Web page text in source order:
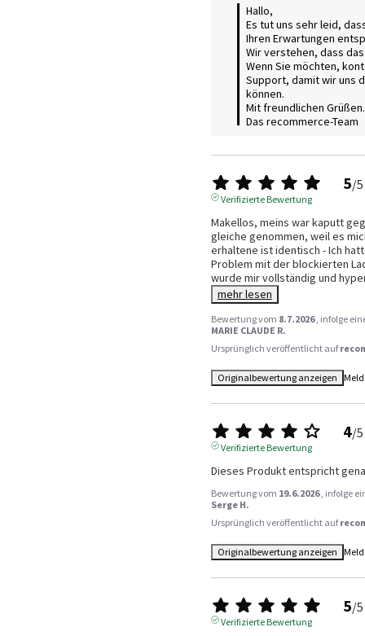
Hallo,
Es tut uns sehr leid,
Ihren Erwartungen
Wir verstehen, dass
Wenn Sie möchten,
Support, damit wir uns
können.
Mit freundlichen Grüßen.
Das recommerce-Team
5/5
Verifizierte Bewertung
Makellos, meins war kaputt
gleiche genommen, weil es
erhaltene ist identisch - Ich
Problem mit der blockierten
wurde mir vollständig und
mehr lesen
Bewertung vom 8.7.2026 , infolge
MARIE CLAUDE R.
Ursprünglich veröffentlicht auf
Originalbewertung anzeigen
4/5
Verifizierte Bewertung
Dieses Produkt entspricht
Bewertung vom 19.6.2026 , infolge
Serge H.
Ursprünglich veröffentlicht auf
Originalbewertung anzeigen
5/5
Verifizierte Bewertung